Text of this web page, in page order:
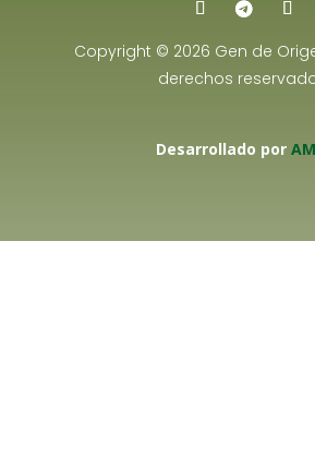
Copyright © 2026 Gen de
derechos
Desarrollado por